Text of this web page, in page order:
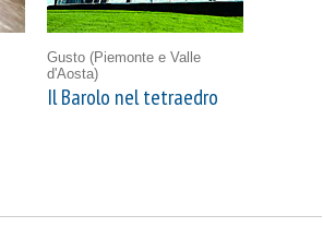
Gusto (Piemonte e Valle
d'Aosta)
Il Barolo nel tetraedro